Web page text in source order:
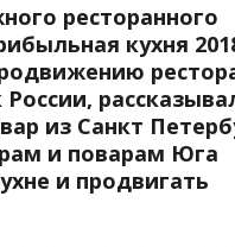
ресторанного
кухня
из Санкт
и поварам Юга
и продвигать